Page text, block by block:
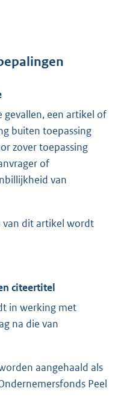
gevallen, een artikel of
buiten toepassing
zover toepassing
of
van
van dit artikel wordt
citeertitel
in werking met
na die van
aangehaald als
Peel